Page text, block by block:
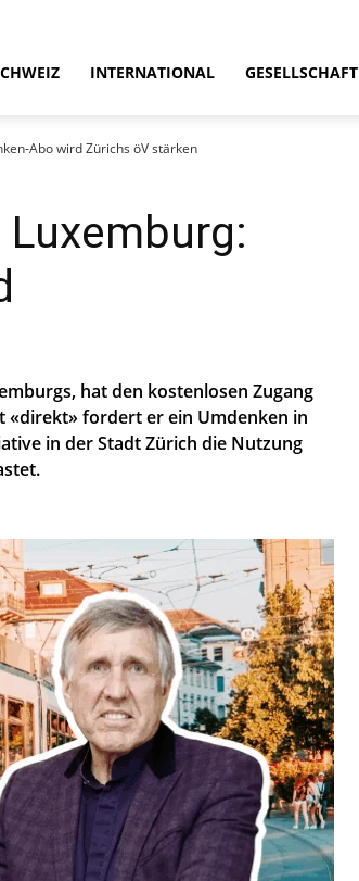
INTERNATIONAL GESELLSCHAFT
Abo wird Zürichs öV stärken
hat den kostenlosen Zugang
«direkt» fordert er ein Umdenken in
in der Stadt Zürich die Nutzung